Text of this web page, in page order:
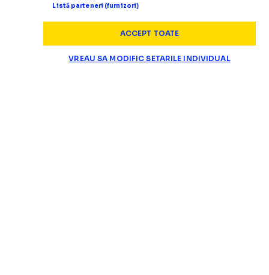
Listă parteneri (furnizori)
ACCEPT TOATE
VREAU SA MODIFIC SETARILE INDIVIDUAL